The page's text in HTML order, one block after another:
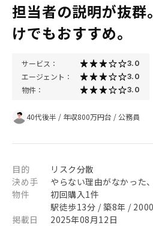
担当者の説明が抜群
けでもおすすめ。
サービス： 3.0
エージェント： 3.0
物件： 3.0
40代後半 / 年収800万円台 /公務員
目的
リスク分散
決め手
やらない理由がなかった
物件
初回購入1件
駅徒歩13分 / 築8年 /
掲載日
2025年08月12日